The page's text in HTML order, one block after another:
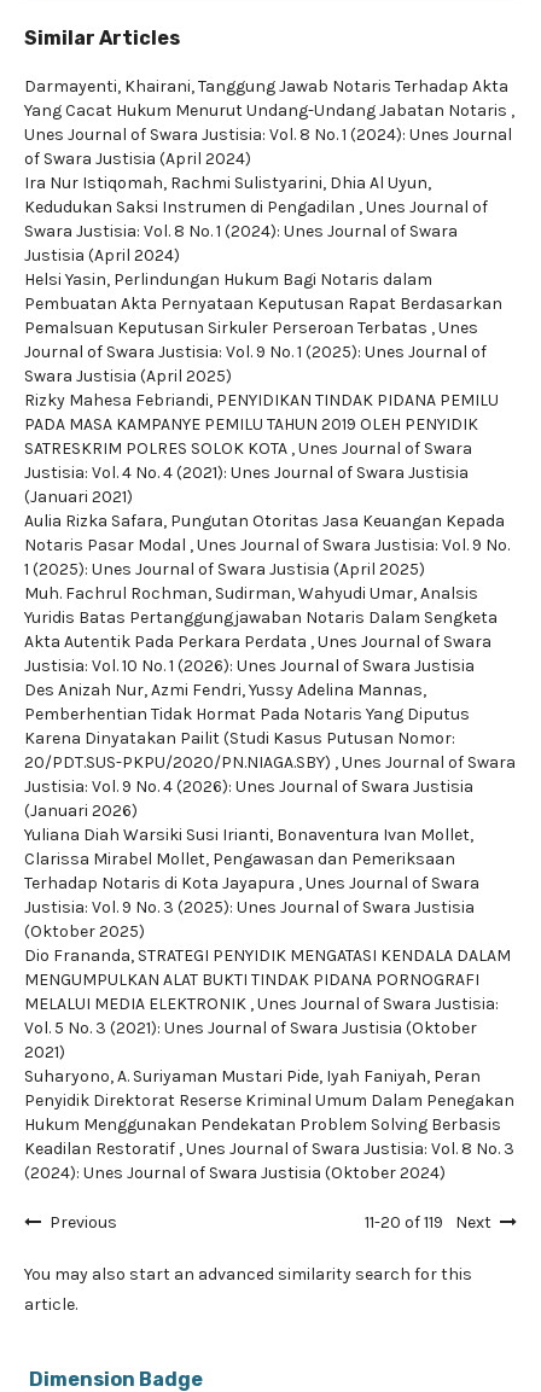
Similar Articles
Darmayenti, Khairani,Tanggung Jawab Notaris Terhadap Akta
Yang Cacat Hukum Menurut Undang-Undang Jabatan Notaris ,
Unes Journal of Swara Justisia: Vol. 8 No. 1 (2024): Unes Journal
of Swara Justisia (April 2024)
Ira Nur Istiqomah, Rachmi Sulistyarini, Dhia Al Uyun,
Kedudukan Saksi Instrumen di Pengadilan ,Unes Journal of
Swara Justisia: Vol. 8 No. 1 (2024): Unes Journal of Swara
Justisia (April 2024)
Helsi Yasin, Perlindungan Hukum Bagi Notaris dalam
Pembuatan Akta Pernyataan Keputusan Rapat Berdasarkan
Pemalsuan Keputusan Sirkuler Perseroan Terbatas ,Unes
Journal of Swara Justisia: Vol. 9 No. 1 (2025): Unes Journal of
Swara Justisia (April 2025)
Rizky Mahesa Febriandi, PENYIDIKAN TINDAK PIDANA PEMILU
PADA MASA KAMPANYE PEMILU TAHUN 2019 OLEH PENYIDIK
SATRESKRIM POLRES SOLOK KOTA ,Unes Journal of Swara
Justisia: Vol. 4 No. 4 (2021): Unes Journal of Swara Justisia
(Januari 2021)
Aulia Rizka Safara, Pungutan Otoritas Jasa Keuangan Kepada
Notaris Pasar Modal ,Unes Journal of Swara Justisia: Vol. 9 No.
1 (2025): Unes Journal of Swara Justisia (April 2025)
Muh. Fachrul Rochman, Sudirman, Wahyudi Umar,Analsis
Yuridis Batas Pertanggungjawaban Notaris Dalam Sengketa
Akta Autentik Pada Perkara Perdata ,Unes Journal of Swara
Justisia: Vol. 10 No. 1 (2026): Unes Journal of Swara Justisia
Des Anizah Nur, Azmi Fendri, Yussy Adelina Mannas,
Pemberhentian Tidak Hormat Pada Notaris Yang Diputus
Karena Dinyatakan Pailit (Studi Kasus Putusan Nomor:
20/PDT.SUS-PKPU/2020/PN.NIAGA.SBY) ,Unes Journal of Swara
Justisia: Vol. 9 No. 4 (2026): Unes Journal of Swara Justisia
(Januari 2026)
Yuliana Diah Warsiki Susi Irianti, Bonaventura Ivan Mollet,
Clarissa Mirabel Mollet, Pengawasan dan Pemeriksaan
Terhadap Notaris di Kota Jayapura ,Unes Journal of Swara
Justisia: Vol. 9 No. 3 (2025): Unes Journal of Swara Justisia
(Oktober 2025)
Dio Frananda, STRATEGI PENYIDIK MENGATASI KENDALA DALAM
MENGUMPULKAN ALAT BUKTI TINDAK PIDANA PORNOGRAFI
MELALUI MEDIA ELEKTRONIK ,Unes Journal of Swara Justisia:
Vol. 5 No. 3 (2021): Unes Journal of Swara Justisia (Oktober
2021)
Suharyono, A. Suriyaman Mustari Pide, Iyah Faniyah, Peran
Penyidik Direktorat Reserse Kriminal Umum Dalam Penegakan
Hukum Menggunakan Pendekatan Problem Solving Berbasis
Keadilan Restoratif ,Unes Journal of Swara Justisia: Vol. 8 No. 3
(2024): Unes Journal of Swara Justisia (Oktober 2024)
Previous 11-20 of 119 Next
You may also start an advanced similarity search for this
article.
Dimension Badge